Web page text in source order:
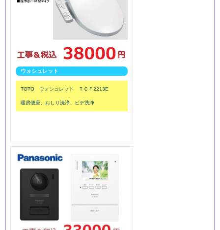
ウォシュレット
TOTO ウォシュレット ＴＣＦ2213E
暖房便座、おしり洗浄、ビデ洗浄